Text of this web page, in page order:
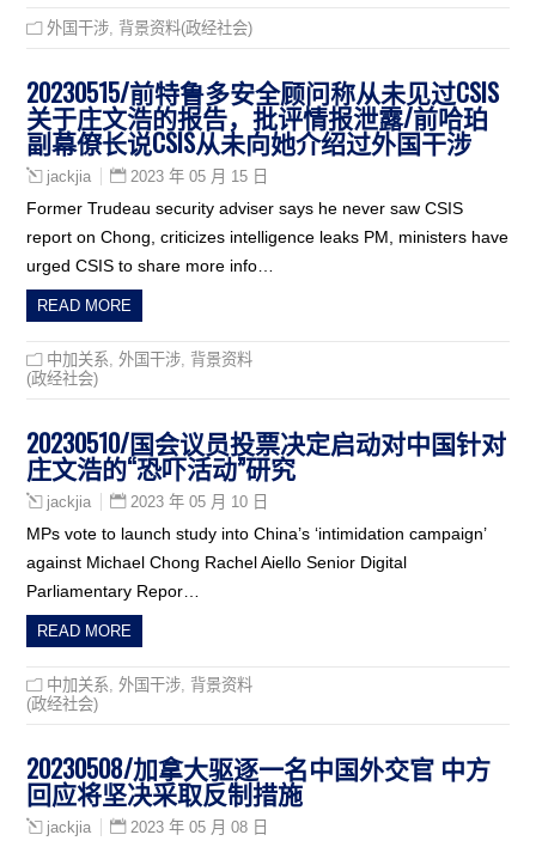
外国干涉 背景资料(政经社会)
20230515/前特鲁多安全顾问称从未见过CSIS
关于庄文浩的报告，批评情报泄露/前哈珀
副幕僚长说CSIS从未向她介绍过外国干涉
jackjia 2023 年 05 月 15 日
Former Trudeau security adviser says he never saw CSIS
report on Chong, criticizes intelligence leaks PM, ministers have
urged CSIS to share more info…
READ MORE
中加关系 ,外国干涉 背景资料
(政经社会)
20230510/国会议员投票决定启动对中国针对
庄文浩的“恐吓活动”研究
jackjia 2023 年 05 月 10 日
MPs vote to launch study into China’s ‘intimidation campaign’
against Michael Chong Rachel Aiello Senior Digital
Parliamentary Repor…
READ MORE
中加关系 ,外国干涉 背景资料
(政经社会)
20230508/加拿大驱逐一名中国外交官 中方
回应将坚决采取反制措施
jackjia 2023 年 05 月 08 日